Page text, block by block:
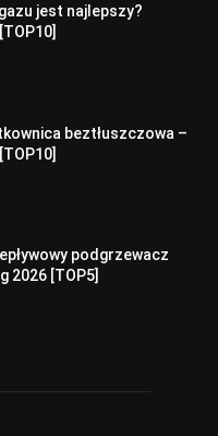
jest najlepszy?
beztłuszczowa –
podgrzewacz
2026 [TOP5]